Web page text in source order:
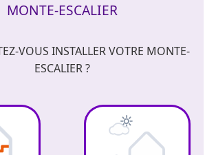
MONTE-ESCALIER
VOUS INSTALLER VOTRE MONTE-
ESCALIER ?